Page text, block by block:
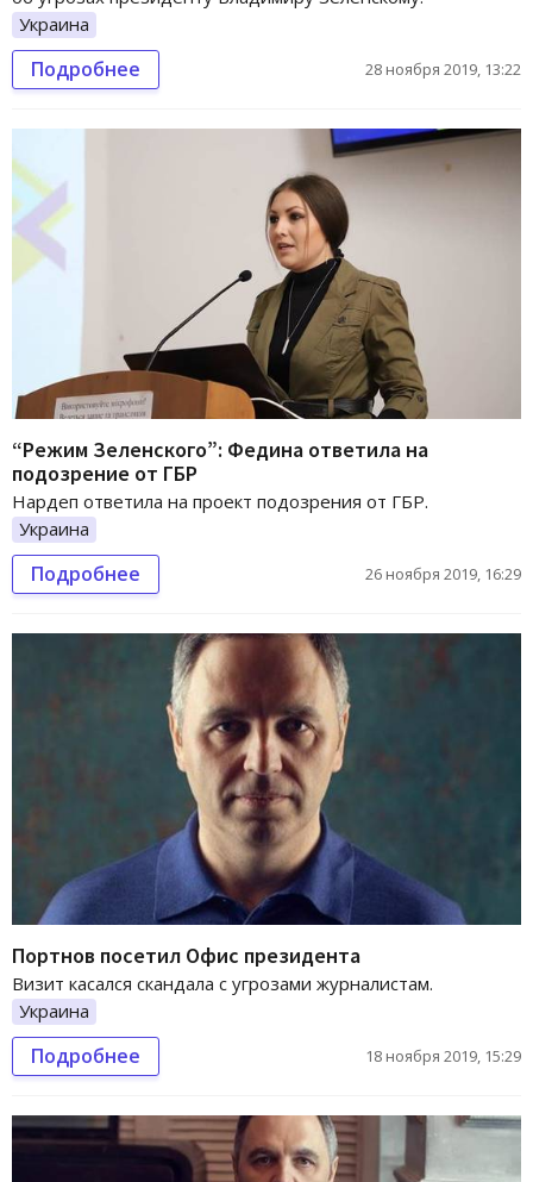
Украина
Подробнее 28 ноября 2019, 13:22
“Режим Зеленского”: Федина ответила на
подозрение от ГБР
Нардеп ответила на проект подозрения от ГБР.
Украина
Подробнее 26 ноября 2019, 16:29
Портнов посетил Офис президента
Визит касался скандала с угрозами журналистам.
Украина
Подробнее 18 ноября 2019, 15:29